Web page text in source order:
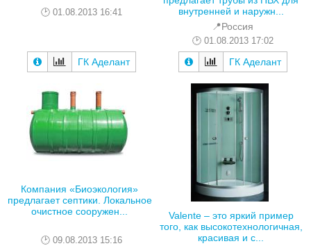
01.08.2013 16:41
ГК Аделант
внутренней и наружн...
📍Россия
01.08.2013 17:02
ГК Аделант
Компания «Биоэкология»
предлагает септики. Локальное
очистное сооружен...
09.08.2013 15:16
Valente – это яркий пример
того, как высокотехнологичная,
красивая и с...